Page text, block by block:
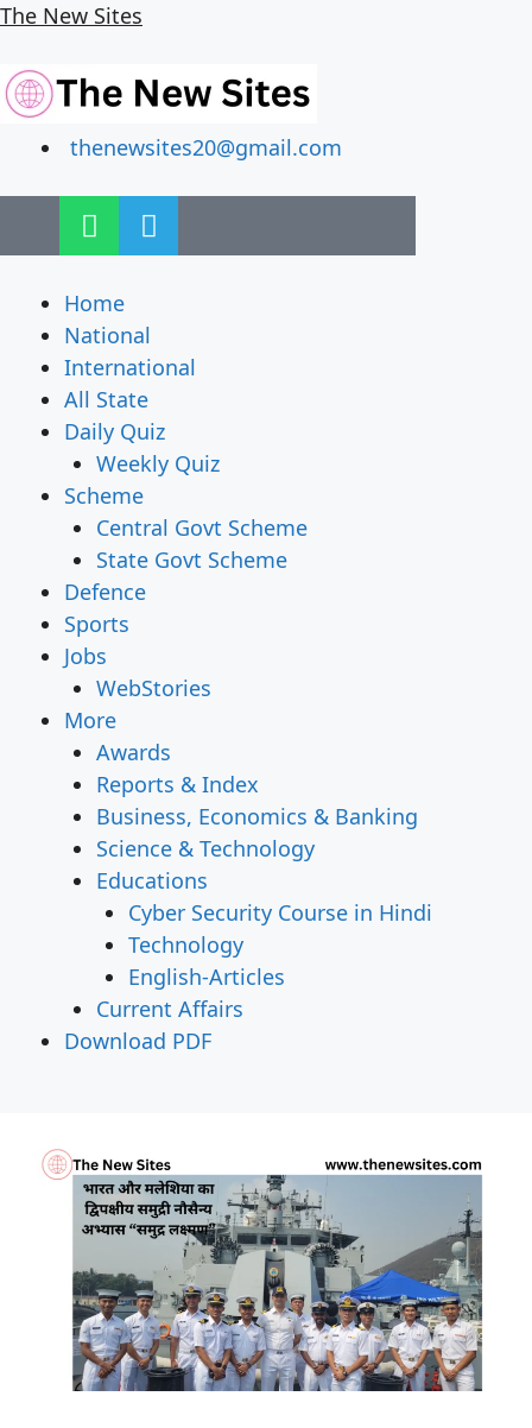
The New Sites
thenewsites20@gmail.com
Home
National
International
All State
Daily Quiz
Weekly Quiz
Scheme
Central Govt Scheme
State Govt Scheme
Defence
Sports
Jobs
WebStories
More
Awards
Reports & Index
Business, Economics & Banking
Science & Technology
Educations
Cyber Security Course in Hindi
Technology
English-Articles
Current Affairs
Download PDF